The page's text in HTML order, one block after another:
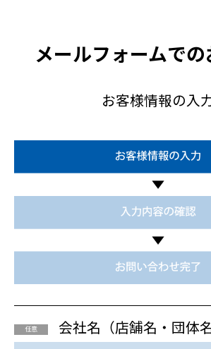
メールフォームで
お客様情報の入
任意 会社名（店舗名・団体名